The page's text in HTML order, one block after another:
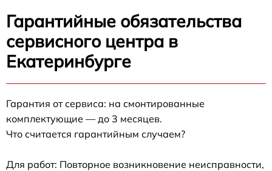
Гарантийные обязательства
сервисного центра в
Екатеринбурге
Гарантия от сервиса: на смонтированные
комплектующие — до 3 месяцев.
Что считается гарантийным случаем?
Для работ: Повторное возникновение неисправности,